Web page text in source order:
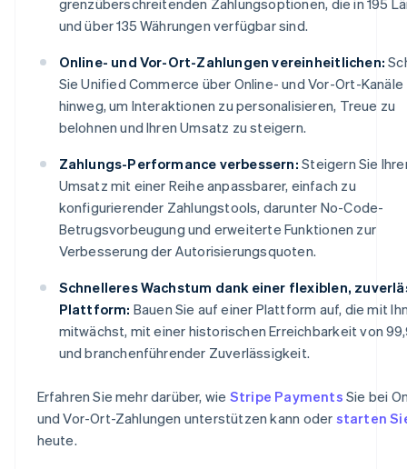
und über 135 Währungen verfügbar sind.
Online- und Vor-Ort-Zahlungen vereinheitlichen:
Sie Unified Commerce über Online- und Vor-Ort-Kanäle
hinweg, um Interaktionen zu personalisieren, Treue zu
belohnen und Ihren Umsatz zu steigern.
Zahlungs-Performance verbessern: Steigern Sie
Umsatz mit einer Reihe anpassbarer, einfach zu
konfigurierender Zahlungstools, darunter No-Code-
Betrugsvorbeugung und erweiterte Funktionen zur
Verbesserung der Autorisierungsquoten.
Schnelleres Wachstum dank einer flexiblen,
Plattform: Bauen Sie auf einer Plattform auf, die mit
mitwächst, mit einer historischen Erreichbarkeit von
und branchenführender Zuverlässigkeit.
Erfahren Sie mehr darüber, wie Stripe Payments Sie bei
und Vor-Ort-Zahlungen unterstützen kann oder starten
heute.